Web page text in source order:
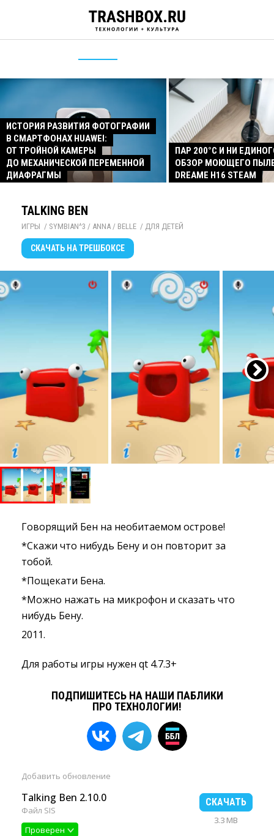
ИСТОРИЯ РАЗВИТИЯ ФОТОГРАФИИ
В СМАРТФОНАХ HUAWEI:
ОТ ТРОЙНОЙ КАМЕРЫ
ДО МЕХАНИЧЕСКОЙ ПЕРЕМЕННОЙ
ДИАФРАГМЫ
ПАР 200°C И НИ
ОБЗОР МОЮЩЕГО
DREAME H16 STEAM
TALKING BEN
ИГРЫ / SYMBIAN^3 / ANNA / BELLE / ДЛЯ ДЕТЕЙ
СКАЧАТЬ НА ТРЕШБОКСЕ
Говорящий Бен на необитаемом острове!
*Скажи что нибудь Бену и он повторит за
тобой.
*Пощекати Бена.
*Можно нажать на микрофон и сказать что
нибудь Бену.
2011.
Для работы игры нужен qt 4.7.3+
ПОДПИШИТЕСЬ НА НАШИ ПАБЛИКИ
ПРО ТЕХНОЛОГИИ!
Добавить обновление
Talking Ben 2.10.0
Файл SIS
Проверен
СКАЧАТЬ
3.3 MB